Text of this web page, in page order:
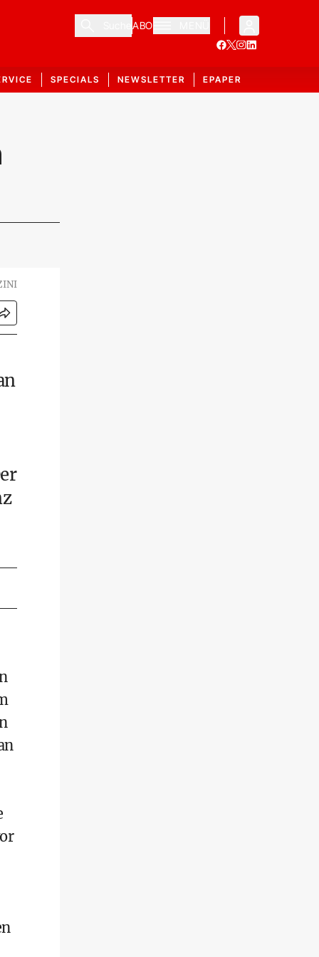
ABO
SPECIALS NEWSLETTER EPAPER